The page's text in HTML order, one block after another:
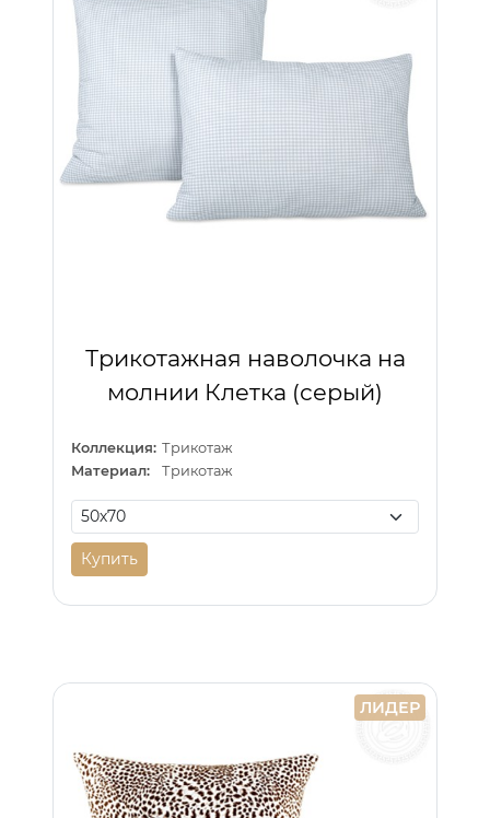
Трикотажная наволочка на
молнии Клетка (серый)
Коллекция: Трикотаж
Материал:
Трикотаж
Купить
ЛИДЕР